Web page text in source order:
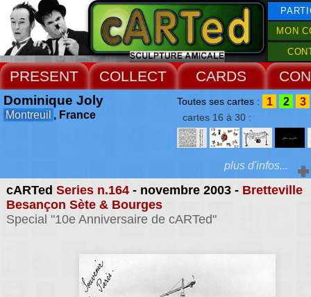
MON
PRESENT COLLECT CARDS
cARTed Series n.164- novembre 2003 - Bretteville
Besançon Sète & Bourges
Special "10e Anniversaire de cARTed"
Dominique Joly
Montreuil , France
Toutes ses cartes : 1 2 3
cartes 16 à 30 :
Extras :
préoccupations
plus d'infos...